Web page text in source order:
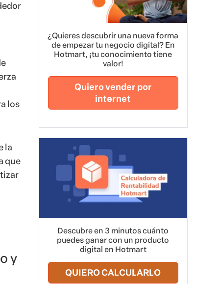
los
la
que
y
¿Quieres descubrir una nueva forma
de empezar tu negocio digital? En
Hotmart, ¡tu conocimiento tiene
valor!
Quiero vender por
internet
Descubre en 3 minutos cuánto
puedes ganar con un producto
digital en Hotmart
QUIERO CALCULARLO